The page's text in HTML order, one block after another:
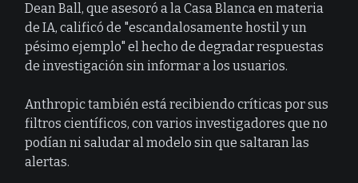
Dean Ball, que asesoró a la Casa Blanca en materia
de IA, calificó de "escandalosamente hostil y un
pésimo ejemplo" el hecho de degradar respuestas
de investigación sin informar a los usuarios.
Anthropic también está recibiendo críticas por sus
filtros científicos, con varios investigadores que no
podían ni saludar al modelo sin que saltaran las
alertas.